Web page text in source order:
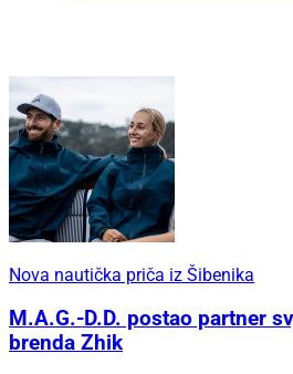
Nova nautička priča iz Šibenika
M.A.G.-D.D. postao partner
brenda Zhik